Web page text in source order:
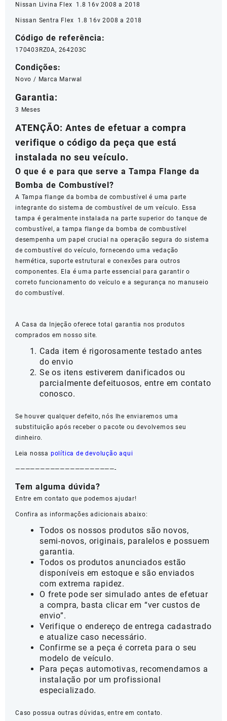
Nissan Livina Flex 1.8 16v 2008 a 2018
Nissan Sentra Flex 1.8 16v 2008 a 2018
Código de referência:
170403RZ0A, 264203C
Condições:
Novo / Marca Marwal
Garantia:
3 Meses
ATENÇÃO: Antes de efetuar a compra
verifique o código da peça que está
instalada no seu veículo.
O que é e para que serve a Tampa Flange da
Bomba de Combustível?
A Tampa flange da bomba de combustível é uma parte
integrante do sistema de combustível de um veículo. Essa
tampa é geralmente instalada na parte superior do tanque de
combustível, a tampa flange da bomba de combustível
desempenha um papel crucial na operação segura do sistema
de combustível do veículo, fornecendo uma vedação
hermética, suporte estrutural e conexões para outros
componentes. Ela é uma parte essencial para garantir o
correto funcionamento do veículo e a segurança no manuseio
do combustível.
A Casa da Injeção oferece total garantia nos produtos
comprados em nosso site.
Cada item é rigorosamente testado antes
do envio
Se os itens estiverem danificados ou
parcialmente defeituosos, entre em contato
conosco.
Se houver qualquer defeito, nós lhe enviaremos uma
substituição após receber o pacote ou devolvemos seu
dinheiro.
Leia nossa política de devolução aqui
————————————————————-
Tem alguma dúvida?
Entre em contato que podemos ajudar!
Confira as informações adicionais abaixo:
Todos os nossos produtos são novos,
semi-novos, originais, paralelos e possuem
garantia.
Todos os produtos anunciados estão
disponíveis em estoque e são enviados
com extrema rapidez.
O frete pode ser simulado antes de efetuar
a compra, basta clicar em “ver custos de
envio”.
Verifique o endereço de entrega cadastrado
e atualize caso necessário.
Confirme se a peça é correta para o seu
modelo de veículo.
Para peças automotivas, recomendamos a
instalação por um profissional
especializado.
Caso possua outras dúvidas, entre em contato.